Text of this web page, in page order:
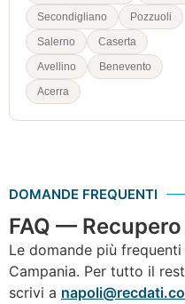
Secondigliano
Pozzuoli
Salerno
Caserta
Avellino
Benevento
Acerra
DOMANDE FREQUENTI
FAQ —
Le domande più
Campania. Per tutto il
scrivi a